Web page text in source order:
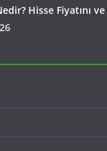
Hisse Fiyatını